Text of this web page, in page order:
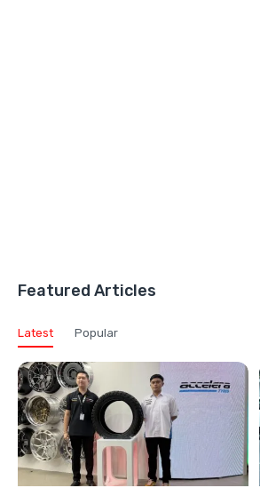
Featured Articles
Latest Popular